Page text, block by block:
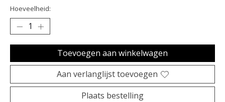
Hoeveelheid:
Toevoegen aan winkelwagen
Aan verlanglijst toevoegen
Plaats bestelling